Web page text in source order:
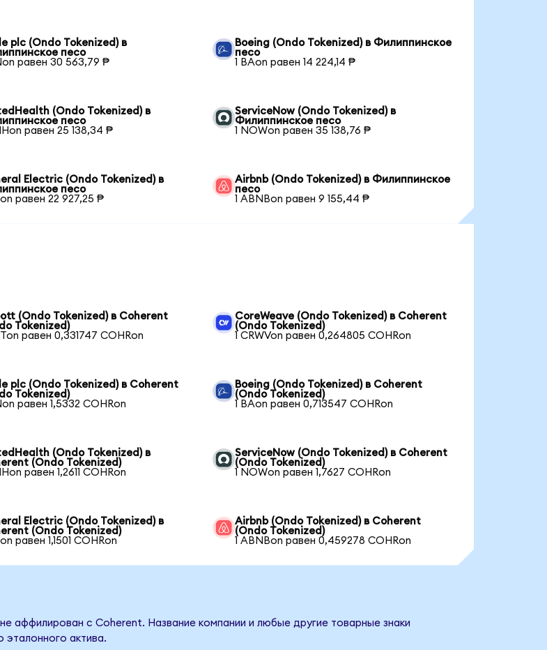
plc (Ondo Tokenized) в
песо
равен 30 563,79 ₱
Boeing (Ondo Tokenized) в Филиппинское
песо
1 BAon равен 14 224,14 ₱
(Ondo Tokenized) в
песо
равен 25 138,34 ₱
ServiceNow (Ondo Tokenized) в
Филиппинское песо
1 NOWon равен 35 138,76 ₱
Electric (Ondo Tokenized) в
песо
равен 22 927,25 ₱
Airbnb (Ondo Tokenized) в Филиппинское
песо
1 ABNBon равен 9 155,44 ₱
(Ondo Tokenized) в Coherent
Tokenized)
равен 0,331747 COHRon
CoreWeave (Ondo Tokenized) в Coherent
(Ondo Tokenized)
1 CRWVon равен 0,264805 COHRon
plc (Ondo Tokenized) в Coherent
Tokenized)
равен 1,5332 COHRon
Boeing (Ondo Tokenized) в Coherent
(Ondo Tokenized)
1 BAon равен 0,713547 COHRon
(Ondo Tokenized) в
(Ondo Tokenized)
равен 1,2611 COHRon
ServiceNow (Ondo Tokenized) в Coherent
(Ondo Tokenized)
1 NOWon равен 1,7627 COHRon
Electric (Ondo Tokenized) в
(Ondo Tokenized)
равен 1,1501 COHRon
Airbnb (Ondo Tokenized) в Coherent
(Ondo Tokenized)
1 ABNBon равен 0,459278 COHRon
аффилирован с Coherent. Название компании и любые другие товарные знаки
эталонного актива.